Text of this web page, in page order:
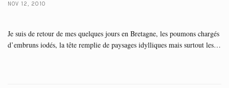
NOV 12, 2010
Je suis de retour de mes quelques jours en Bretagne, les poumons chargés
d’embruns iodés, la tête remplie de paysages idylliques mais surtout les…